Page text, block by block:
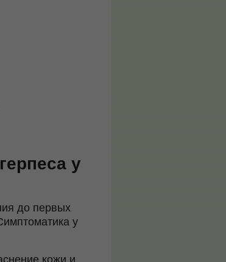
у
до первых
у
кожи и